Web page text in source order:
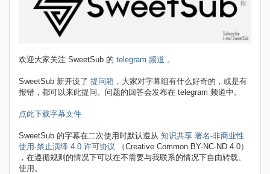
欢迎大家关注 SweetSub 的 telegram 频道 。
SweetSub 新开设了 提问箱 ，大家对字幕组有什么好奇的，或是有
报错，都可以来此提问。问题的回答会发布在 telegram 频道中。
点此下载字幕文件
SweetSub 的字幕在二次使用时默认遵从 知识共享 署名-非商业性
使用-禁止演绎 4.0 许可协议 （Creative Common BY-NC-ND 4.0）
，在遵循规则的情况下可以在不需要与我联系的情况下自由转载、
使用。